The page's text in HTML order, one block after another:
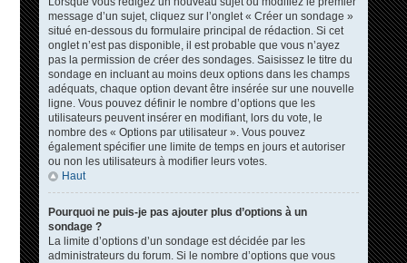
message d’un sujet, cliquez sur l’onglet « Créer un sondage »
situé en-dessous du formulaire principal de rédaction. Si cet
onglet n’est pas disponible, il est probable que vous n’ayez
pas la permission de créer des sondages. Saisissez le titre du
sondage en incluant au moins deux options dans les champs
adéquats, chaque option devant être insérée sur une nouvelle
ligne. Vous pouvez définir le nombre d’options que les
utilisateurs peuvent insérer en modifiant, lors du vote, le
nombre des « Options par utilisateur ». Vous pouvez
également spécifier une limite de temps en jours et autoriser
ou non les utilisateurs à modifier leurs votes.
Haut
Pourquoi ne puis-je pas ajouter plus d’options à un
sondage ?
La limite d’options d’un sondage est décidée par les
administrateurs du forum. Si le nombre d’options que vous